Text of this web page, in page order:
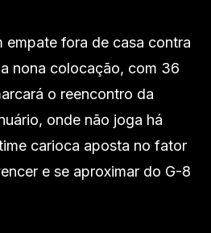
empate fora de casa contra
nona colocação, com 36
o reencontro da
onde não joga há
carioca aposta no fator
e se aproximar do G-8